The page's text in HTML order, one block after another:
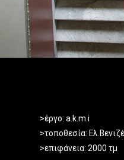
>έργο: a.k.m.i
>τοποθεσία:
>επιφάνεια: 2000 τμ